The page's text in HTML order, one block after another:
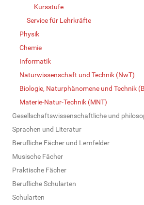
Kursstufe
Service für Lehrkräfte
Physik
Chemie
Informatik
Naturwissenschaft und Technik (NwT)
Biologie, Naturphänomene und Technik
Materie-Natur-Technik (MNT)
Gesellschaftswissenschaftliche und
Sprachen und Literatur
Berufliche Fächer und Lernfelder
Musische Fächer
Praktische Fächer
Berufliche Schularten
Schularten